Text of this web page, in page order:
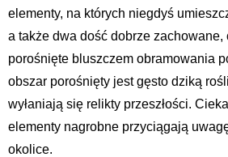
elementy, na których niegdyś
a także dwa dość dobrze zachowane,
porośnięte bluszczem obramowania
obszar porośnięty jest gęsto dziką
wyłaniają się relikty przeszłości.
elementy nagrobne przyciągają
okolice.